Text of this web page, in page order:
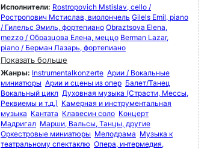
Исполнители: Rostropovich Mstislav, cello /
Ростропович Мстислав, виолончель Gilels Emil, piano
/ Гилельс Эмиль, фортепиано Obraztsova Elena,
mezzo / Образцова Елена, меццо Berman Lazar,
piano / Берман Лазарь, фортепиано
Показать больше
Жанры: Instrumentalkonzerte Арии / Вокальные
миниатюры Арии и сцены из опер Балет/Танец
Вокальный цикл Духовная музыка (Страсти, Мессы,
Реквиемы и т.д.) Камерная и инструментальная
музыка Кантата Клавесин соло Концерт
Мадригал Марши, Вальсы, Танцы, другие
Оркестровые миниатюры Мелодрама Музыка к
театральному спектаклю Опера, интермедия,